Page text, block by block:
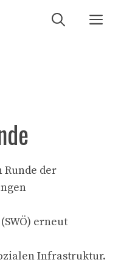
Runde der
erneut
Infrastruktur.